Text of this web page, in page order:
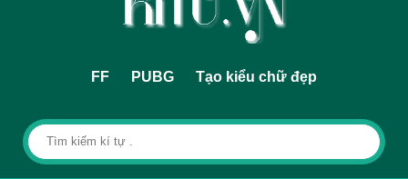
FF PUBG Tạo kiểu chữ đẹp